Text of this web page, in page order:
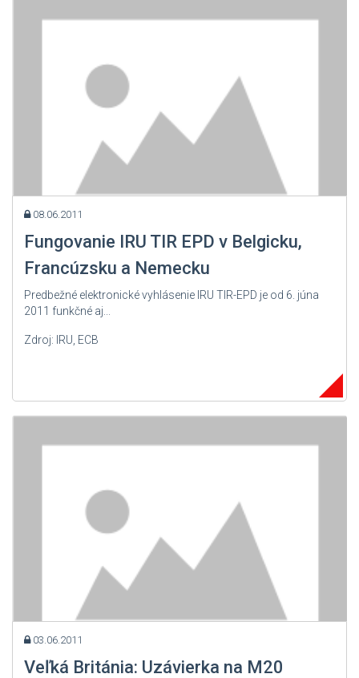
08.06.2011
Fungovanie IRU TIR EPD v Belgicku,
Francúzsku a Nemecku
Predbežné elektronické vyhlásenie IRU TIR-EPD je od 6. júna
2011 funkčné aj...
Zdroj: IRU, ECB
03.06.2011
Veľká Británia: Uzávierka na M20